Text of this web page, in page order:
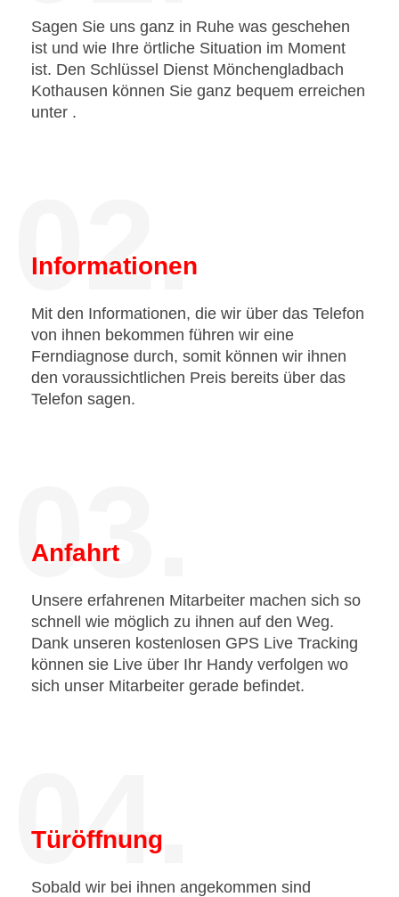
Sagen Sie uns ganz in Ruhe was geschehen
ist und wie Ihre örtliche Situation im Moment
ist. Den Schlüssel Dienst Mönchengladbach
Kothausen können Sie ganz bequem erreichen
unter .
02.
Informationen
Mit den Informationen, die wir über das Telefon
von ihnen bekommen führen wir eine
Ferndiagnose durch, somit können wir ihnen
den voraussichtlichen Preis bereits über das
Telefon sagen.
03.
Anfahrt
Unsere erfahrenen Mitarbeiter machen sich so
schnell wie möglich zu ihnen auf den Weg.
Dank unseren kostenlosen GPS Live Tracking
können sie Live über Ihr Handy verfolgen wo
sich unser Mitarbeiter gerade befindet.
04.
Türöffnung
Sobald wir bei ihnen angekommen sind